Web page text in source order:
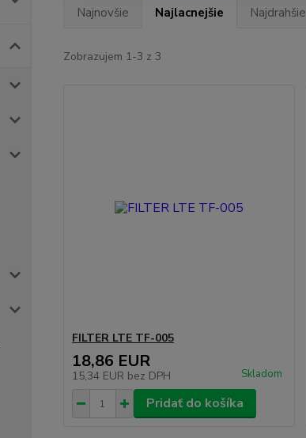
Najnovšie Najlacnejšie Najdrahšie
Zobrazujem 1-3 z 3
FILTER LTE TF-005
18,86 EUR
15,34 EUR bez DPH Skladom
Pridať do košíka